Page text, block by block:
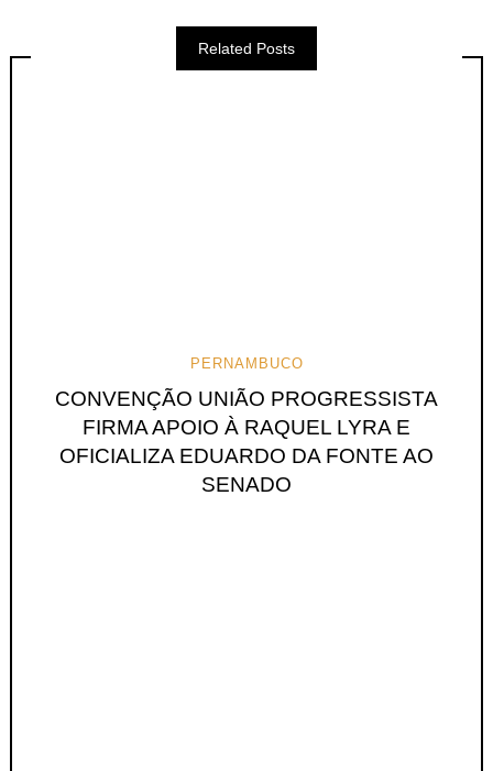
Related Posts
PERNAMBUCO
CONVENÇÃO UNIÃO PROGRESSISTA
FIRMA APOIO À RAQUEL LYRA E
OFICIALIZA EDUARDO DA FONTE AO
SENADO